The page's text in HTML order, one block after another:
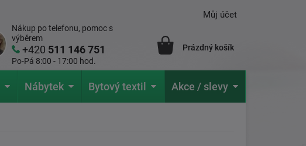
Nákup po telefonu, pomoc s
výběrem
+420 511 146 751
Po-Pá 8:00 - 17:00 hod.
Můj účet
Prázdný košík
Nábytek Bytový textil Akce / slevy